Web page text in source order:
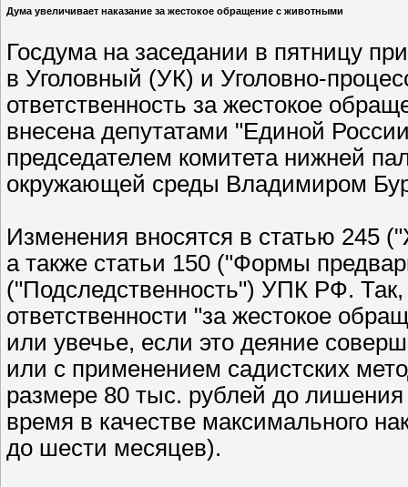
Дума увеличивает наказание за жестокое обращение с животными
Госдума на заседании в пятницу
в Уголовный (УК) и Уголовно-
ответственность за жестокое
внесена депутатами "Единой
председателем комитета нижней
окружающей среды Владимиром
Изменения вносятся в статью 245
а также статьи 150 ("Формы
("Подследственность") УПК РФ.
ответственности "за жестокое
или увечье, если это деяние
или с применением садистских
размере 80 тыс. рублей до
время в качестве максимального
до шести месяцев).